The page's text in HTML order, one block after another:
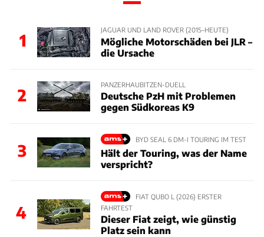
1
JAGUAR UND LAND ROVER (2015–HEUTE)
Mögliche Motorschäden bei JLR –
die Ursache
2
PANZERHAUBITZEN-DUELL
Deutsche PzH mit Problemen
gegen Südkoreas K9
3
BYD SEAL 6 DM-I TOURING IM TEST
Hält der Touring, was der Name
verspricht?
4
FIAT QUBO L (2026) ERSTER
FAHRTEST
Dieser Fiat zeigt, wie günstig
Platz sein kann